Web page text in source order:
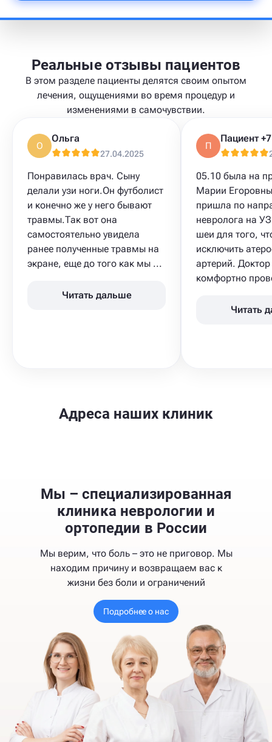
Реальные отзывы пациентов
В этом разделе пациенты делятся своим опытом
лечения, ощущениями во время процедур и
изменениями в самочувствии.
О
Ольга
27.04.2025
Понравилась врач. Сыну
делали узи ноги.Он футболист
и конечно же у него бывают
травмы.Так вот она
самостоятельно увидела
ранее полученные травмы на
экране, еще до того как мы ...
Читать дальше
П
05.10 была на
Марии
пришла по
невролога на
шеи для того,
исключить
артерий.
комфортно
Читать
Адреса наших клиник
Мы – специализированная
клиника неврологии и
ортопедии в России
Мы верим, что боль – это не приговор. Мы
находим причину и возвращаем вас к
жизни без боли и ограничений
Подробнее о нас